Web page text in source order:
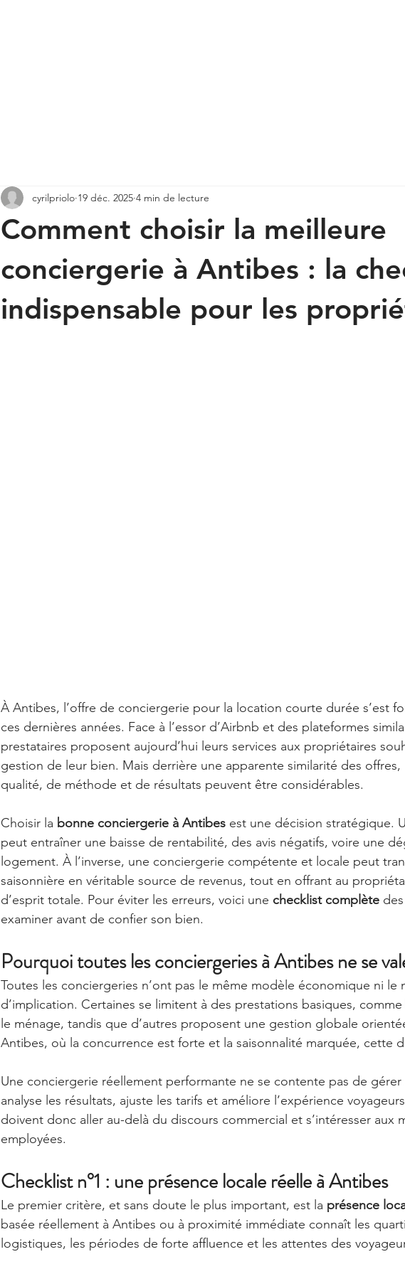
Comment choisir la meilleure
conciergerie à Antibes : la
indispensable pour les
cyrilpriolo 19 déc. 2025 4 min de lecture
À Antibes, l’offre de conciergerie pour la location courte durée s’est
ces dernières années. Face à l’essor d’Airbnb et des plateformes
prestataires proposent aujourd’hui leurs services aux propriétaires
gestion de leur bien. Mais derrière une apparente similarité des offres,
qualité, de méthode et de résultats peuvent être considérables.
Choisir la bonne conciergerie à Antibes est une décision stratégique.
peut entraîner une baisse de rentabilité, des avis négatifs, voire une
logement. À l’inverse, une conciergerie compétente et locale peut
saisonnière en véritable source de revenus, tout en offrant au
d’esprit totale. Pour éviter les erreurs, voici une checklist complète
examiner avant de confier son bien.
Pourquoi toutes les conciergeries à Antibes ne se
Toutes les conciergeries n’ont pas le même modèle économique ni le
d’implication. Certaines se limitent à des prestations basiques,
le ménage, tandis que d’autres proposent une gestion globale
Antibes, où la concurrence est forte et la saisonnalité marquée, cette
Une conciergerie réellement performante ne se contente pas de gérer
analyse les résultats, ajuste les tarifs et améliore l’expérience
doivent donc aller au-delà du discours commercial et s’intéresser aux
employées.
Checklist n°1 : une présence locale réelle à Antibes
Le premier critère, et sans doute le plus important, est la présence
basée réellement à Antibes ou à proximité immédiate connaît les
logistiques, les périodes de forte affluence et les attentes des